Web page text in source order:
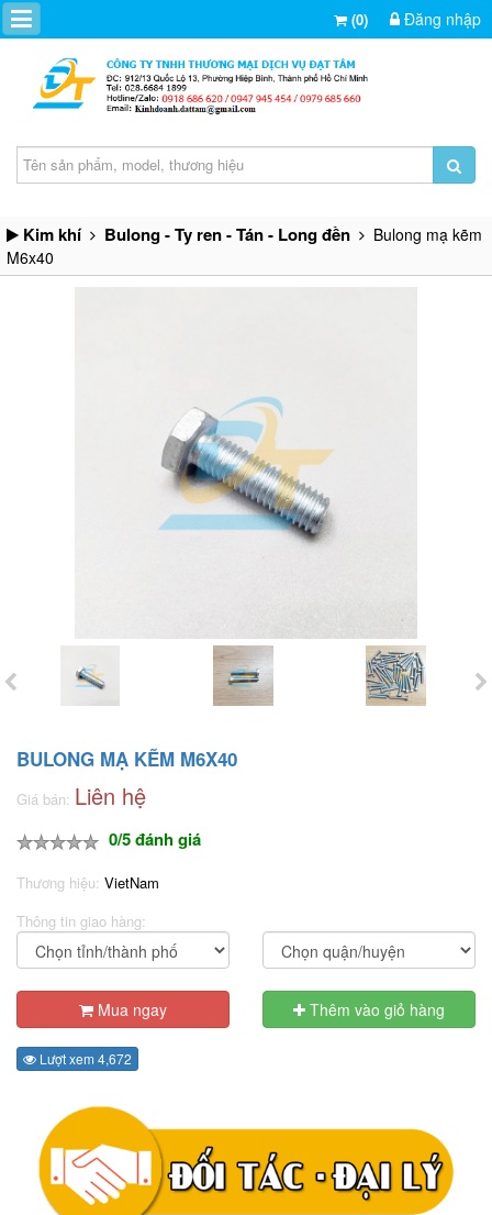
(0) Đăng nhập
Kim khí Bulong - Ty ren - Tán - Long đền
Bulong mạ kẽm
M6x40
BULONG MẠ KẼM M6X40
Giá bán: Liên hệ
0/5 đánh giá
Thương hiệu: VietNam
Thông tin giao hàng:
Mua ngay Thêm vào giỏ hàng
Lượt xem 4,672